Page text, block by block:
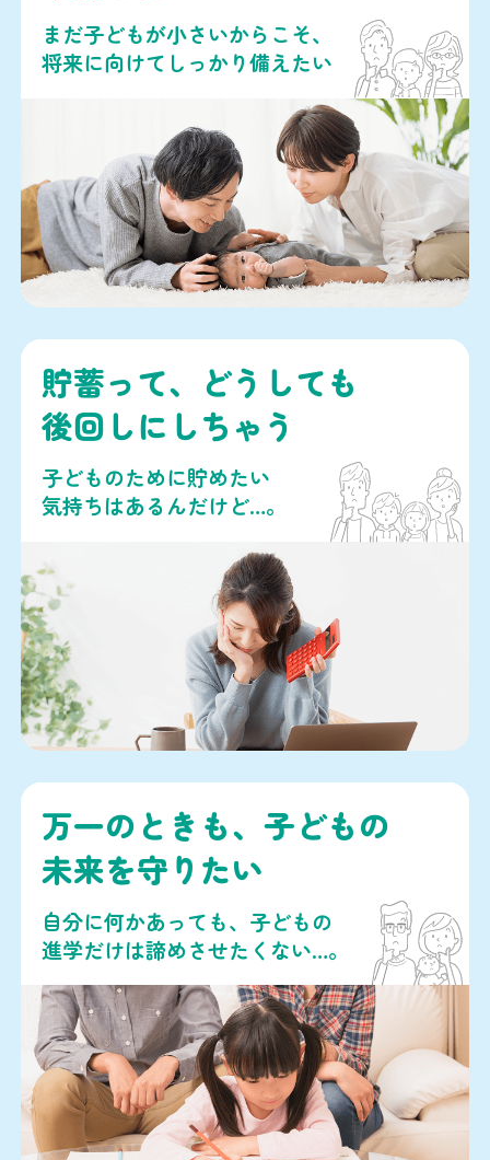
まだ子どもが小さいからこそ、
将来に向けてしっかり備えたい
貯蓄って、どうしても
後回しにしちゃう
子どものために貯めたい
気持ちはあるんだけど…。
万一のときも、子どもの
未来を守りたい
自分に何かあっても、子どもの
進学だけは諦めさせたくない…。